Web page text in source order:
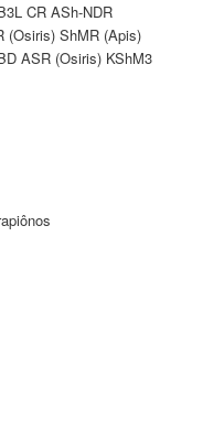
CR ASh-NDR
(Osiris) ShMR (Apis)
ASR (Osiris) KShM3